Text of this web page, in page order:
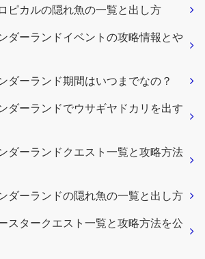
ピカルの隠れ魚の一覧と出し方
ダーランドイベントの攻略情報とや
ダーランド期間はいつまでなの？
ダーランドでウサギヤドカリを出す
ダーランドクエスト一覧と攻略方法
ダーランドの隠れ魚の一覧と出し方
スタークエスト一覧と攻略方法を公